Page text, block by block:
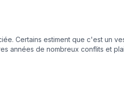
Certains estiment que c'est un
années de nombreux conflits et